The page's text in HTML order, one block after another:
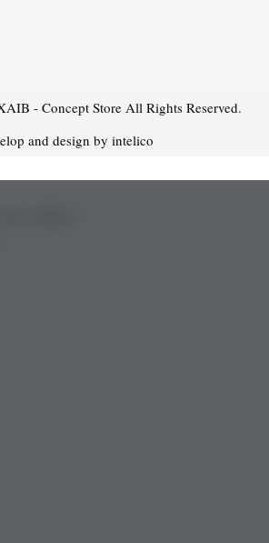
- Concept Store All Rights Reserved.
and design by intelico
wishlist!